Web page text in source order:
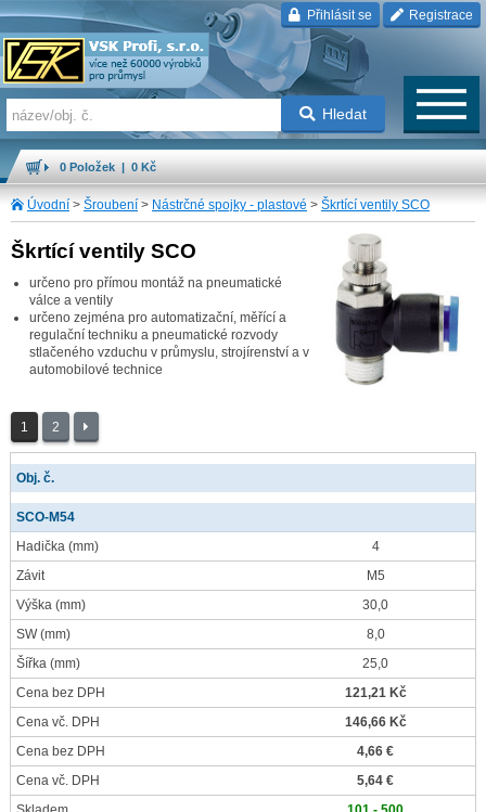
Přihlásit se Registrace
Hledat
0 Položek | 0 Kč
Úvodní > Šroubení > Nástrčné spojky - plastové > Škrtící ventily SCO
Škrtící ventily SCO
určeno pro přímou montáž na pneumatické
válce a ventily
určeno zejména pro automatizační, měřící a
regulační techniku a pneumatické rozvody
stlačeného vzduchu v průmyslu, strojírenství a v
automobilové technice
1 2
Obj. č.
SCO-M54
Hadička (mm)
4
Závit
M5
Výška (mm)
30,0
SW(mm)
8,0
Šířka (mm)
25,0
Cena bez DPH
121,21 Kč
Cena vč. DPH
146,66 Kč
Cena bez DPH
4,66 €
Cena vč. DPH
5,64 €